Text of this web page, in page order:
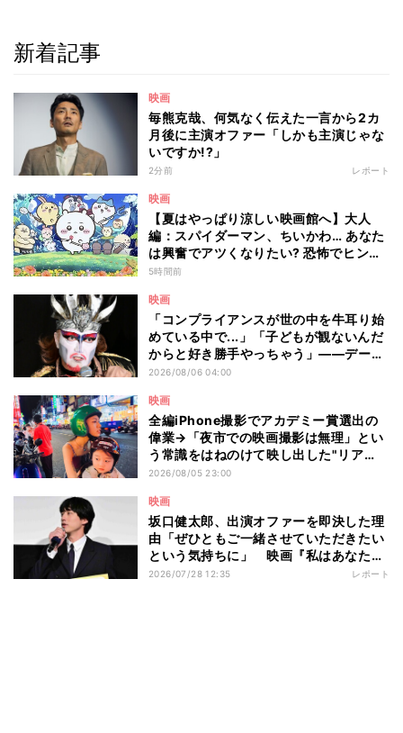
新着記事
映画
毎熊克哉、何気なく伝えた一言から2カ
月後に主演オファー「しかも主演じゃな
いですか!?」
2分前 レポート
映画
【夏はやっぱり涼しい映画館へ】大人
編：スパイダーマン、ちいかわ… あなた
は興奮でアツくなりたい? 恐怖でヒンヤ
リしたい? - 編集部が注目する最新映画5
5時間前
映画
「コンプライアンスが世の中を牛耳り始
めている中で...」「子どもが観ないんだ
からと好き勝手やっちゃう」――デーモ
ン閣下が語る映画『レディ・オア・ノッ
2026/08/06 04:00
映画
全編iPhone撮影でアカデミー賞選出の
偉業→「夜市での映画撮影は無理」とい
う常識をはねのけて映し出した"リア
ル"とは――ツォウ監督が語る映画『左
2026/08/05 23:00
映画
坂口健太郎、出演オファーを即決した理
由「ぜひともご一緒させていただきたい
という気持ちに」 映画『私はあなたを
知らない、』完成披露舞台挨拶
2026/07/28 12:35 レポート